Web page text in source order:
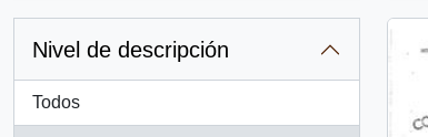
Nivel de descripción
Todos